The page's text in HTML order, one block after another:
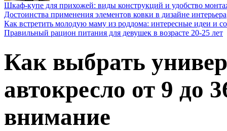
Шкаф-купе для прихожей: виды конструкций и удобство
Достоинства применения элементов ковки в дизайне интерьера
Как встретить молодую маму из роддома: интересные идеи и
Правильный рацион питания для девушек в возрасте 20-25 лет
Как выбрать
автокресло от 9 до
внимание